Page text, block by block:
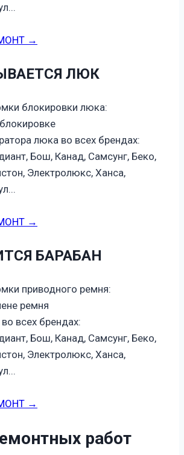
→
ЛЮК
блокировки люка:
люка во всех брендах:
Бош, Канад, Самсунг, Беко,
Электролюкс, Ханса,
→
БАРАБАН
приводного ремня:
ремня
всех брендах:
Бош, Канад, Самсунг, Беко,
Электролюкс, Ханса,
→
работ